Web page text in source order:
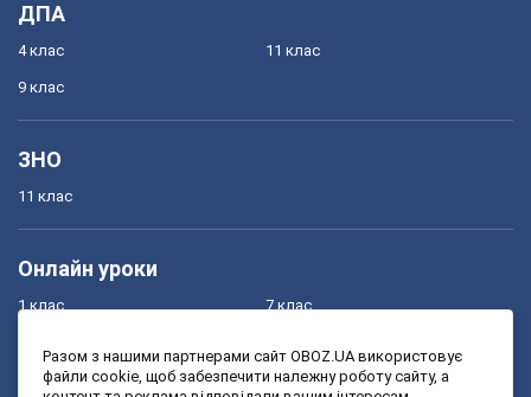
ДПА
4 клас
9 клас
11 клас
ЗНО
11 клас
Онлайн уроки
1 клас
3 клас
7 клас
9 клас
Разом з нашими партнерами сайт OBOZ.UA використовує
файли cookie, щоб забезпечити належну роботу сайту, а